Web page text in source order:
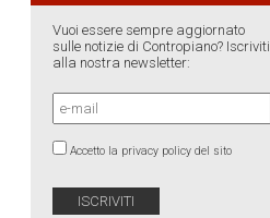
Vuoi essere sempre aggiornato
sulle notizie di Contropiano? Iscriviti
alla nostra newsletter:
Accetto la privacy policy del sito